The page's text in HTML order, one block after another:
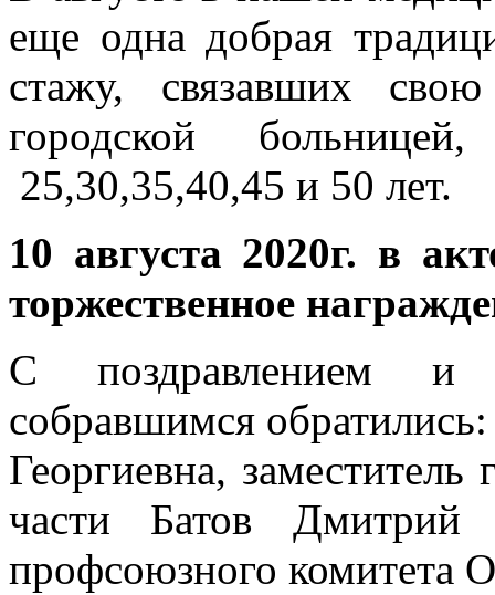
еще одна добрая
стажу, связавших
городской
25,30,35,40,45 и 50 лет.
10 августа 2020г. в
торжественное
С поздравлением и
собравшимся
Георгиевна,
части Батов Дмитрий
профсоюзного комитета